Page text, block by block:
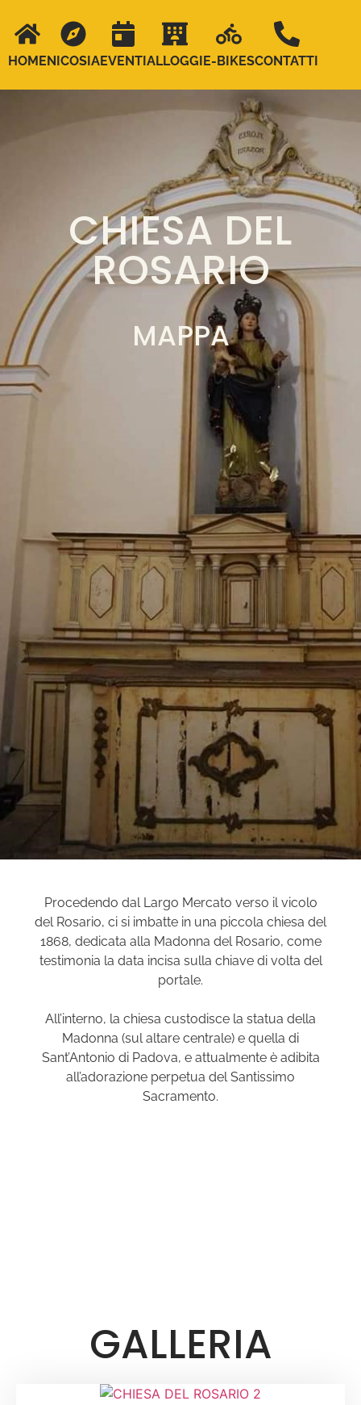
HOMENICOSIAEVENTIALLOGGIE-BIKESCONTATTI
CHIESA DEL
ROSARIO
MAPPA
Procedendo dal Largo Mercato verso il vicolo
del Rosario, ci si imbatte in una piccola chiesa del
1868, dedicata alla Madonna del Rosario, come
testimonia la data incisa sulla chiave di volta del
portale.
All’interno, la chiesa custodisce la statua della
Madonna (sul altare centrale) e quella di
Sant’Antonio di Padova, e attualmente è adibita
all’adorazione perpetua del Santissimo
Sacramento.
GALLERIA